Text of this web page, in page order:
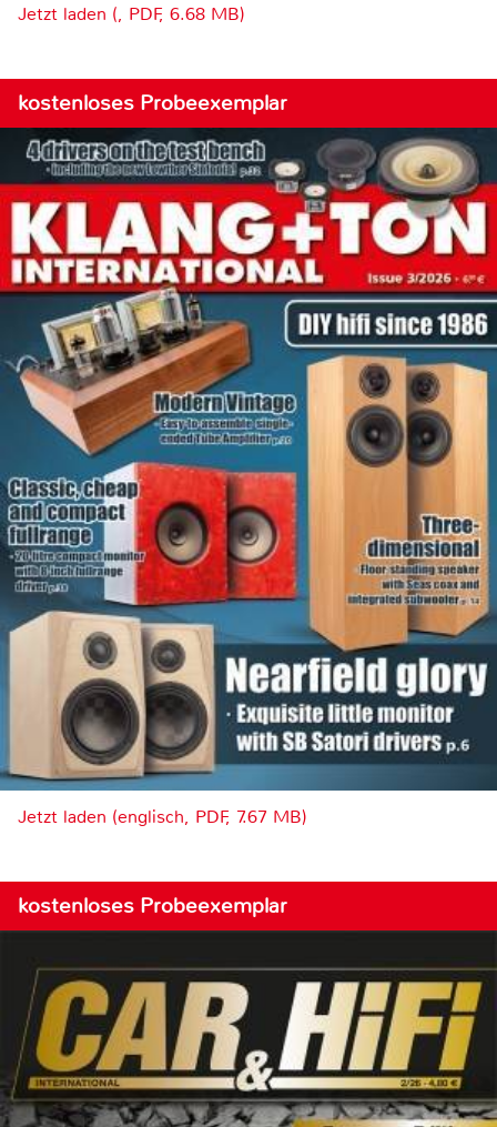
Jetzt laden (, PDF, 6.68 MB)
kostenloses Probeexemplar
Jetzt laden (englisch, PDF, 7.67 MB)
kostenloses Probeexemplar